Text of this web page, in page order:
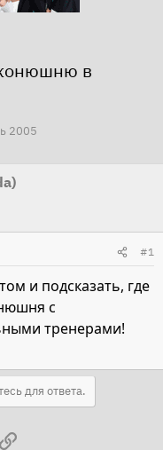
в
2005
#1
и подсказать, где
с
тренерами!
для ответа.
почта
Ссылка